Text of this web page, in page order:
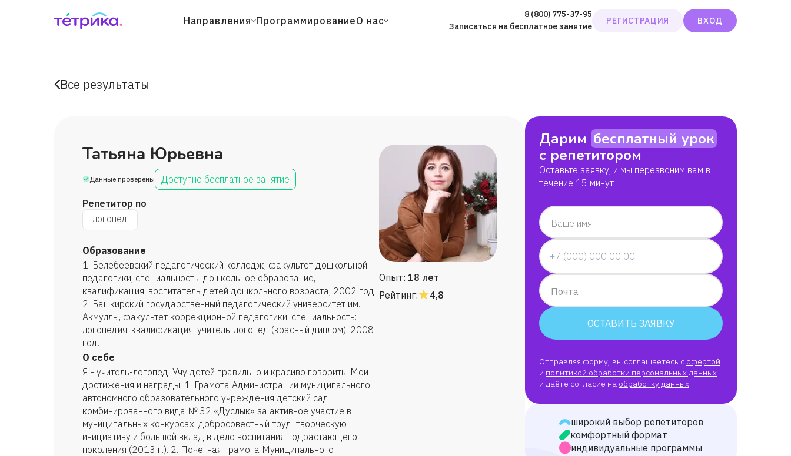
Направления ПрограммированиеО нас
8 (800) 775-37-95
Записаться на бесплатное занятие
РЕГИСТРАЦИЯ ВХОД
Все результаты
Татьяна Юрьевна
Данные проверены Доступно бесплатное занятие
Репетитор по
логопед
Образование
1. Белебеевский педагогический колледж, факультет дошкольной
педагогики, специальность: дошкольное образование,
квалификация: воспитатель детей дошкольного возраста, 2002 год.
2. Башкирский государственный педагогический университет им.
Акмуллы, факультет коррекционной педагогики, специальность:
логопедия, квалификация: учитель-логопед (красный диплом), 2008
год.
О себе
Я - учитель-логопед. Учу детей правильно и красиво говорить. Мои
достижения и награды. 1. Грамота Администрации муниципального
автономного образовательного учреждения детский сад
комбинированного вида № 32 «Дуслык» за активное участие в
муниципальных конкурсах, добросовестный труд, творческую
инициативу и большой вклад в дело воспитания подрастающего
поколения (2013 г.). 2. Почетная грамота Муниципального
Опыт: 18 лет
Рейтинг:
4,8
Дарим бесплатный урок
с репетитором
Оставьте заявку, и мы перезвоним вам в
течение 15 минут
Ваше имя
Почта
ОСТАВИТЬ ЗАЯВКУ
Отправляя форму, вы соглашаетесь с офертой
и политикой обработки персональных данных
и даёте согласие на обработку данных
широкий выбор репетиторов
комфортный формат
индивидуальные программы